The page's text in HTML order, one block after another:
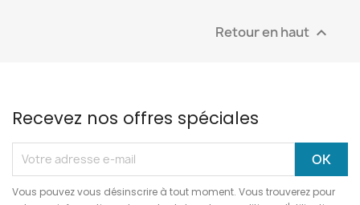
Retour en haut 
Recevez nos offres spéciales
Vous pouvez vous désinscrire à tout moment. Vous trouverez pour